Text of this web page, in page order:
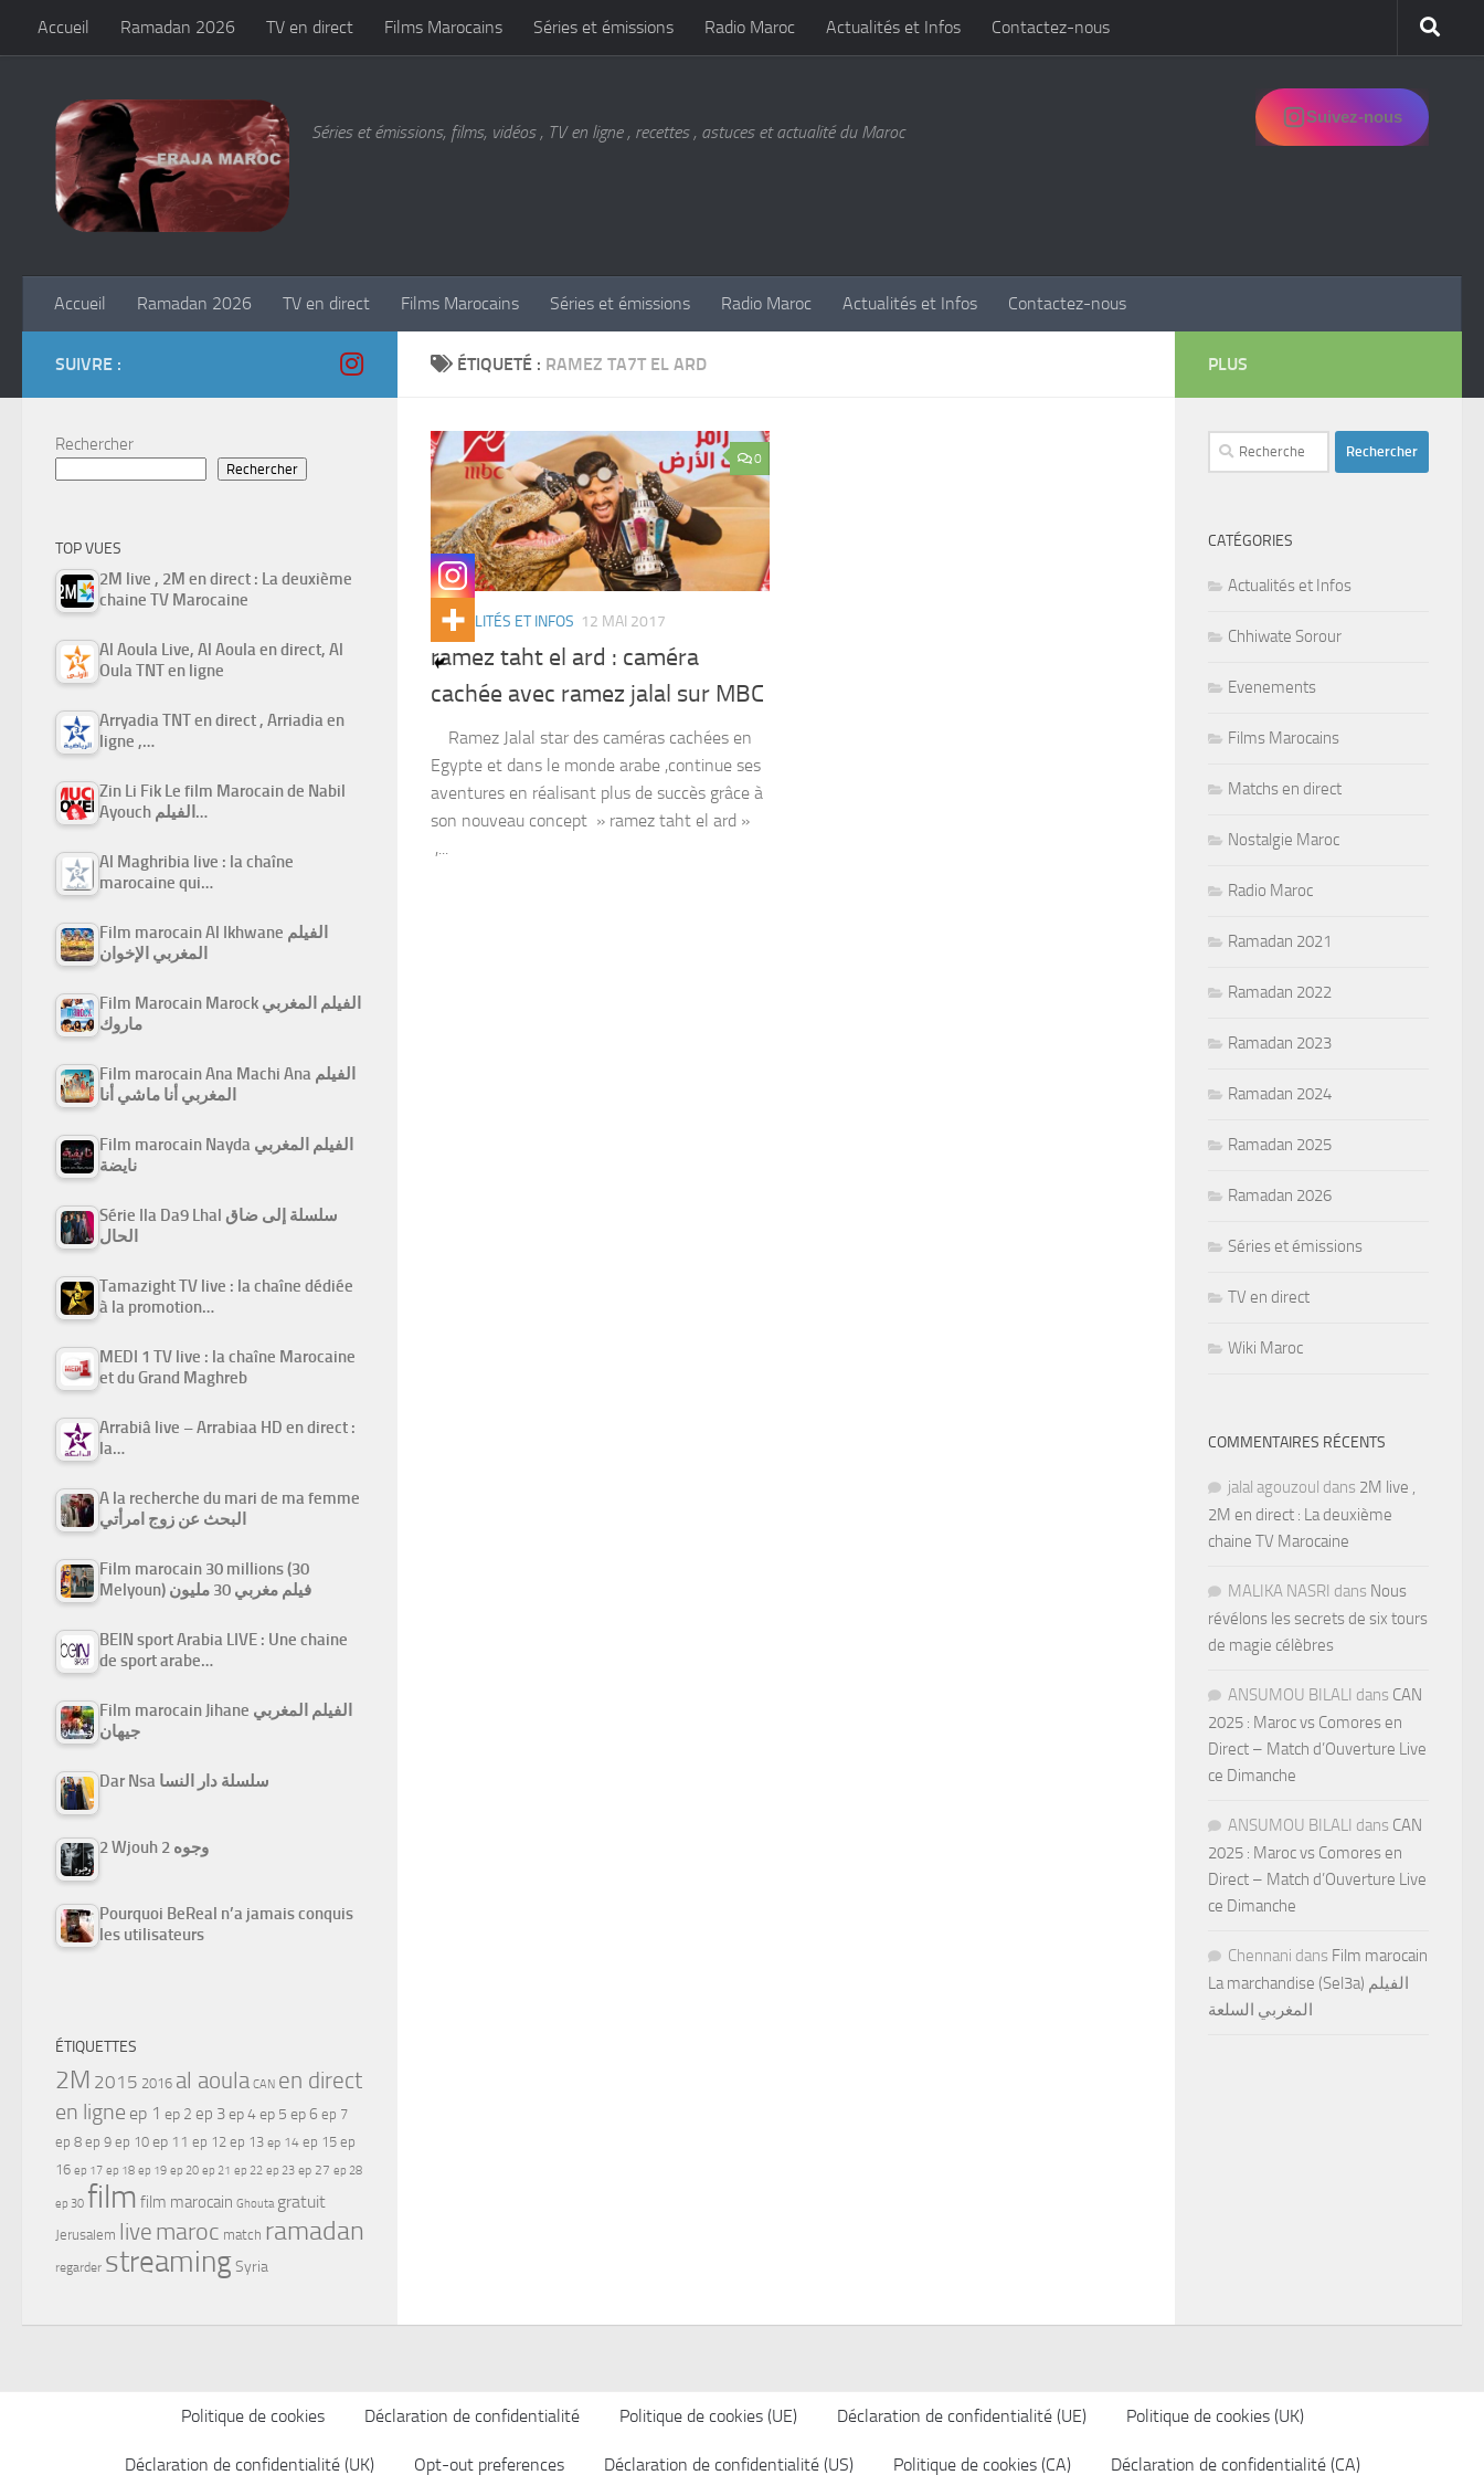
Skip to content
Accueil Ramadan 2026 TV en direct Films Marocains Séries et émissions Radio Maroc Actualités et Infos Contactez-nous
Séries et émissions, films, vidéos , TV en ligne , recettes , astuces et actualité du Maroc
Suivez-nous
Accueil Ramadan 2026 TV en direct Films Marocains Séries et émissions Radio Maroc Actualités et Infos Contactez-nous
ÉTIQUETÉ : RAMEZ TA7T EL ARD
0
ACTUALITÉS ET INFOS 12 MAI 2017
ramez taht el ard : caméra
cachée avec ramez jalal sur MBC
Ramez Jalal star des caméras cachées en
Egypte et dans le monde arabe ,continue ses
aventures en réalisant plus de succès grâce à
son nouveau concept » ramez taht el ard »
,...
SUIVRE :
Rechercher
Rechercher
TOP VUES
2M live , 2M en direct : La deuxième
chaine TV Marocaine
Al Aoula Live, Al Aoula en direct, Al
Oula TNT en ligne
Arryadia TNT en direct , Arriadia en
ligne ,…
Zin Li Fik Le film Marocain de Nabil
Ayouch الفيلم…
Al Maghribia live : la chaîne
marocaine qui…
Film marocain Al Ikhwane الفيلم
المغربي الإخوان
Film Marocain Marock الفيلم المغربي
ماروك
Film marocain Ana Machi Ana الفيلم
المغربي أنا ماشي أنا
Film marocain Nayda الفيلم المغربي
نايضة
Série Ila Da9 Lhal سلسلة إلى ضاق
الحال
Tamazight TV live : la chaîne dédiée
à la promotion…
MEDI 1 TV live : la chaîne Marocaine
et du Grand Maghreb
Arrabiâ live – Arrabiaa HD en direct :
la…
A la recherche du mari de ma femme
البحث عن زوج امرأتي
Film marocain 30 millions (30
Melyoun) فيلم مغربي 30 مليون
BEIN sport Arabia LIVE : Une chaine
de sport arabe…
Film marocain Jihane الفيلم المغربي
جيهان
Dar Nsa سلسلة دار النسا
2 Wjouh 2 وجوه
Pourquoi BeReal n’a jamais conquis
les utilisateurs
ÉTIQUETTES
2M 2015 2016 al aoula CAN en direct
en ligne ep 1 ep 2 ep 3ep 4ep 5 ep 6 ep 7
ep 8 ep 9 ep 10 ep 11 ep 12 ep 13 ep 14 ep 15 ep
16 ep 17 ep 18 ep 19 ep 20 ep 21 ep 22 ep 23 ep 27 ep 28
ep 30 film film marocain Ghouta gratuit
Jerusalem live maroc match ramadan
regarder streamingSyria
PLUS
Rechercher :
CATÉGORIES
Actualités et Infos
Chhiwate Sorour
Evenements
Films Marocains
Matchs en direct
Nostalgie Maroc
Radio Maroc
Ramadan 2021
Ramadan 2022
Ramadan 2023
Ramadan 2024
Ramadan 2025
Ramadan 2026
Séries et émissions
TV en direct
Wiki Maroc
COMMENTAIRES RÉCENTS
jalal agouzoul dans 2M live ,
2M en direct : La deuxième
chaine TV Marocaine
MALIKA NASRI dans Nous
révélons les secrets de six tours
de magie célèbres
ANSUMOU BILALI dans CAN
2025 : Maroc vs Comores en
Direct – Match d’Ouverture Live
ce Dimanche
ANSUMOU BILALI dans CAN
2025 : Maroc vs Comores en
Direct – Match d’Ouverture Live
ce Dimanche
Chennani dans Film marocain
La marchandise (Sel3a) الفيلم
المغربي السلعة
Politique de cookies Déclaration de confidentialité Politique de cookies (UE) Déclaration de confidentialité (UE) Politique de cookies (UK)
Déclaration de confidentialité (UK) Opt-out preferences Déclaration de confidentialité (US) Politique de cookies (CA) Déclaration de confidentialité (CA)